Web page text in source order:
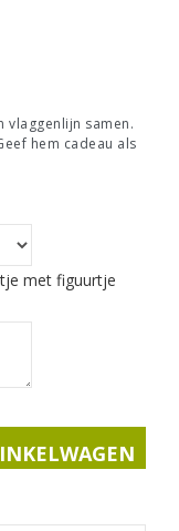
vlaggenlijn samen.
hem cadeau als
met figuurtje